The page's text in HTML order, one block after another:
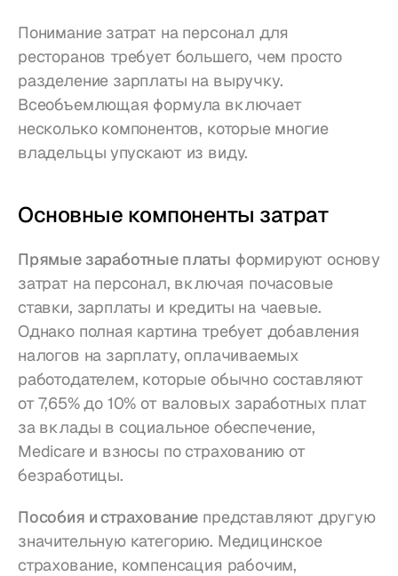
Понимание затрат на персонал для
ресторанов требует большего, чем просто
разделение зарплаты на выручку.
Всеобъемлющая формула включает
несколько компонентов, которые многие
владельцы упускают из виду.
Основные компоненты затрат
Прямые заработные платы формируют основу
затрат на персонал, включая почасовые
ставки, зарплаты и кредиты на чаевые.
Однако полная картина требует добавления
налогов на зарплату, оплачиваемых
работодателем, которые обычно составляют
от 7,65% до 10% от валовых заработных плат
за вклады в социальное обеспечение,
Medicare и взносы по страхованию от
безработицы.
Пособия и страхование представляют другую
значительную категорию. Медицинское
страхование, компенсация рабочим,